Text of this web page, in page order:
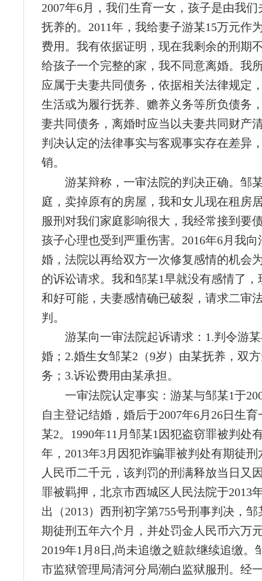
2007年6月，我们生育一女，孩子是由我
抚养的。2011年，我给妻子游某15万元作
费用。我有依据证明，现在我剩余的刑期
给孩子一个完整的家，我不同意离婚。我
应属于夫妻共同债务，依据相关法律规定
生活或为履行抚养、赡养义务等所负债务
妻共同债务，离婚时应当以夫妻共同财产
判决认定的法律事实与客观事实存在差异
销。
游某辩称，一审法院的判决正确。邹
庭，卖掉原有的房屋，我和女儿现在租房
服刑对我们家庭影响很大，我经常接到要
孩子心理也受到严重伤害。2016年6月我
婚，法院以再给双方一次修复感情的机会
的诉讼请求。我和邹某1早就没有感情了，
和好可能，夫妻感情确已破裂，请求二审
判。
游某向一审法院起诉请求：1.判令游
婚；2.婚生女邹某2（9岁）由某抚养，双
务；3.诉讼费用由某承担。
一审法院认定事实：游某与邹某1于
自主登记结婚，婚后于2007年6月26日生
某2。1990年11月邹某1因犯盗窃罪被判处
年，2013年3月因犯诈骗罪被判处有期徒
人民币二千元，该判罚的刑满释放当日又
罪被羁押，北京市西城区人民法院于2013
出（2013）西刑初字第755号刑事判决，
期徒刑五年六个月，并处罚金人民币六万
2019年1月8日,尚未追缴之赃款继续追缴。
市监狱管理局清河分局潮白监狱服刑。经